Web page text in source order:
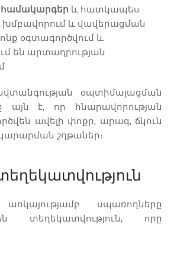
և հատկապես
խմբավորում և վավերացման
օգտագործվում և
են արտադրության
օպտիմալացման
այն է, որ հնարավորության
ավելի փոքր, արագ, ճկուն
շղթաներ։
սպառողները
տեղեկատվություն, որը